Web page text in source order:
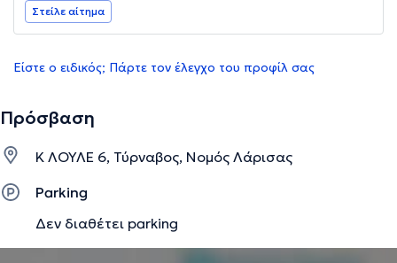
Στείλε αίτημα
Είστε ο ειδικός; Πάρτε τον έλεγχο του προφίλ σας
Πρόσβαση
Κ ΛΟΥΛΕ 6, Τύρναβος, Νομός Λάρισας
Parking
Δεν διαθέτει parking